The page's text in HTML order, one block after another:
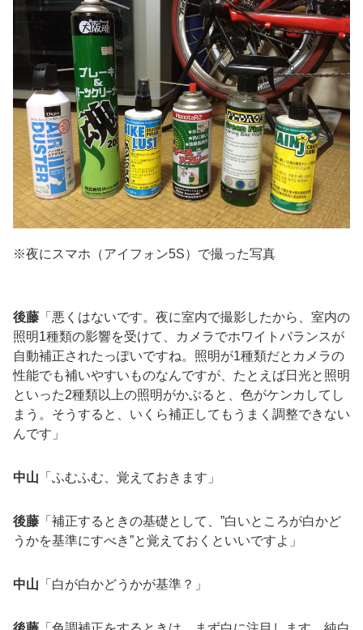
※夜にスマホ（アイフォン5S）で撮った写真
後藤 「悪くはないです。夜に室内で撮影したから、室内の
照明1種類の影響を受けて、カメラでホワイトバランスが
自動補正されたっぽいですね。照明が1種類だとカメラの
性能でも補いやすいものなんですが、たとえば日光と照明
といった2種類以上の照明がかぶると、色がケンカしてし
まう。そうすると、いくら補正してもうまく調整できない
んです」
中山 「ふむふむ、覚えておきます」
後藤 「補正するときの基礎として、”白いところが白かど
うかを基準にすべき”と覚えておくといいですよ」
中山 「白が白かどうかが基準？」